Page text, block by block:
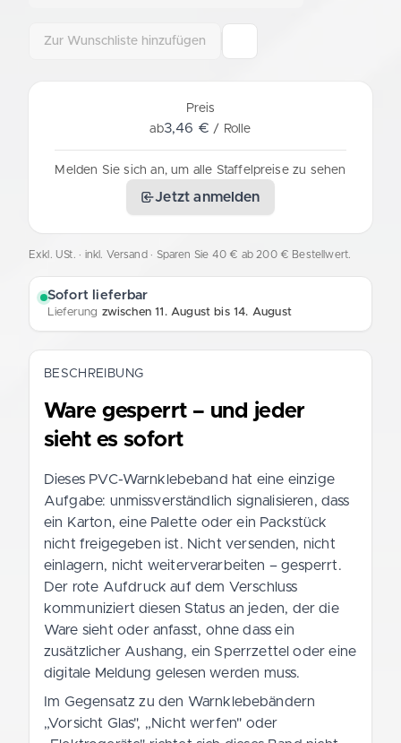
Zur Wunschliste hinzufügen
Preis
ab3,46 € / Rolle
Melden Sie sich an, um alle Staffelpreise zu sehen
Jetzt anmelden
Exkl. USt. · inkl. Versand · Sparen Sie 40 € ab 200 € Bestellwert.
Sofort lieferbar
Lieferung zwischen 11. August bis 14. August
BESCHREIBUNG
Ware gesperrt – und jeder
sieht es sofort
Dieses PVC-Warnklebeband hat eine einzige
Aufgabe: unmissverständlich signalisieren, dass
ein Karton, eine Palette oder ein Packstück
nicht freigegeben ist. Nicht versenden, nicht
einlagern, nicht weiterverarbeiten – gesperrt.
Der rote Aufdruck auf dem Verschluss
kommuniziert diesen Status an jeden, der die
Ware sieht oder anfasst, ohne dass ein
zusätzlicher Aushang, ein Sperrzettel oder eine
digitale Meldung gelesen werden muss.
Im Gegensatz zu den Warnklebebändern
„Vorsicht Glas", „Nicht werfen" oder